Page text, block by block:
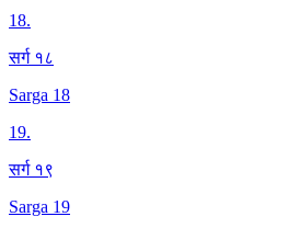
18.
सर्ग १८
Sarga 18
19.
सर्ग १९
Sarga 19